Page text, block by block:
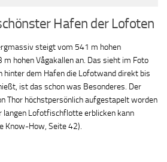
Hafen der Lofoten
steigt vom 541 m hohen
hohen Vågakallen an. Das sieht im Foto
hinter dem Hafen die Lofotwand direkt bis
ist das schon was Besonderes. Der
Thor höchstpersönlich aufgestapelt worden
langen Lofotfischflotte erblicken kann
Know-How, Seite 42).